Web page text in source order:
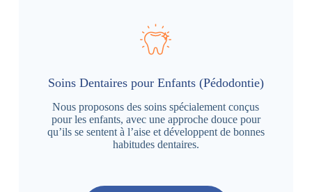
Soins Dentaires pour Enfants (Pédodontie)
Nous proposons des soins spécialement conçus
pour les enfants, avec une approche douce pour
qu’ils se sentent à l’aise et développent de bonnes
habitudes dentaires.